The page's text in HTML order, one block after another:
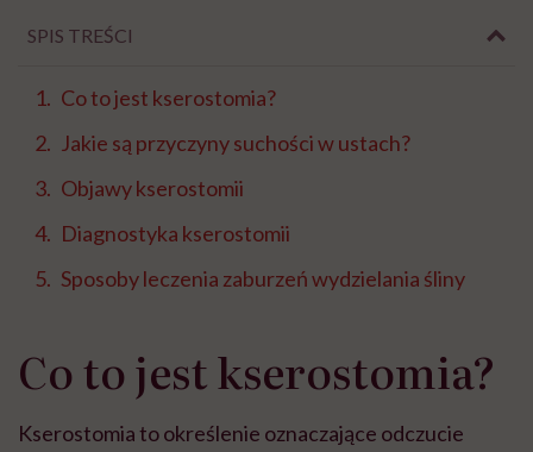
SPIS TREŚCI
Co to jest kserostomia?
Jakie są przyczyny suchości w ustach?
Objawy kserostomii
Diagnostyka kserostomii
Sposoby leczenia zaburzeń wydzielania śliny
Co to jest kserostomia?
Kserostomia to określenie oznaczające odczucie